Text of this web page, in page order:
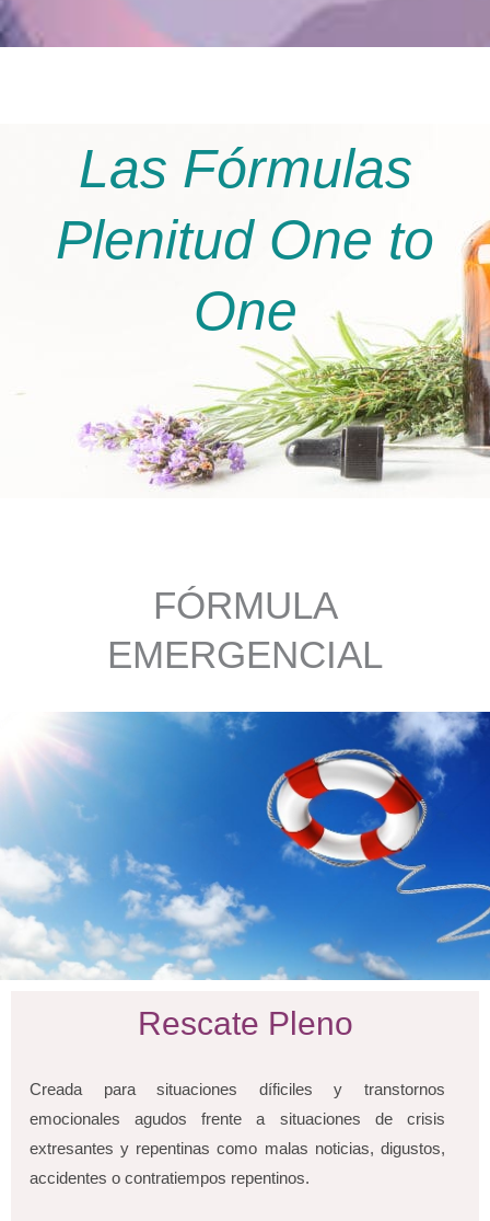
Las Fórmulas
Plenitud One to
One
FÓRMULA
EMERGENCIAL
Rescate Pleno
Creada para situaciones díficiles y transtornos
emocionales agudos frente a situaciones de crisis
extresantes y repentinas como malas noticias, digustos,
accidentes o contratiempos repentinos.